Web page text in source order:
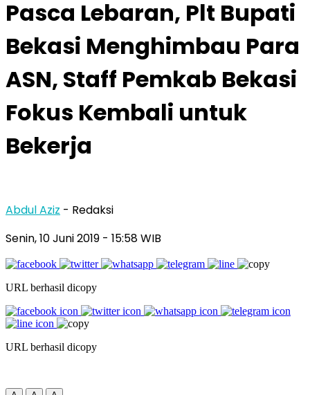
Pasca Lebaran, Plt Bupati
Bekasi Menghimbau Para
ASN, Staff Pemkab Bekasi
Fokus Kembali untuk
Bekerja
Abdul Aziz - Redaksi
Senin, 10 Juni 2019 - 15:58 WIB
URL berhasil dicopy
URL berhasil dicopy